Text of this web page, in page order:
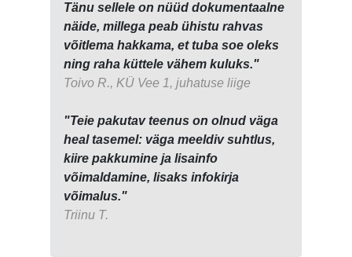
Tänu sellele on nüüd dokumentaalne
näide, millega peab ühistu rahvas
võitlema hakkama, et tuba soe oleks
ning raha küttele vähem kuluks."
Toivo R., KÜ Vee 1, juhatuse liige
"Teie pakutav teenus on olnud väga
heal tasemel: väga meeldiv suhtlus,
kiire pakkumine ja lisainfo
võimaldamine, lisaks infokirja
võimalus."
Triinu T.